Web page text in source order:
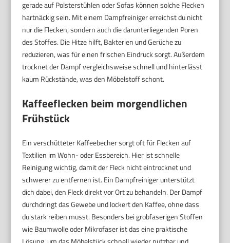
gerade auf Polsterstühlen oder Sofas können solche Flecken
hartnäckig sein. Mit einem Dampfreiniger erreichst du nicht
nur die Flecken, sondern auch die darunterliegenden Poren
des Stoffes. Die Hitze hilft, Bakterien und Gerüche zu
reduzieren, was für einen frischen Eindruck sorgt. Außerdem
trocknet der Dampf vergleichsweise schnell und hinterlässt
kaum Rückstände, was den Möbelstoff schont.
Kaffeeflecken beim morgendlichen
Frühstück
Ein verschütteter Kaffeebecher sorgt oft für Flecken auf
Textilien im Wohn- oder Essbereich. Hier ist schnelle
Reinigung wichtig, damit der Fleck nicht eintrocknet und
schwerer zu entfernen ist. Ein Dampfreiniger unterstützt
dich dabei, den Fleck direkt vor Ort zu behandeln. Der Dampf
durchdringt das Gewebe und lockert den Kaffee, ohne dass
du stark reiben musst. Besonders bei grobfaserigen Stoffen
wie Baumwolle oder Mikrofaser ist das eine praktische